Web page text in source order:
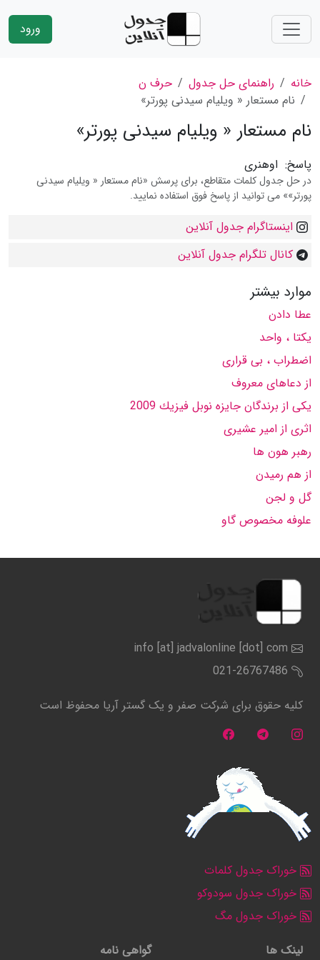
ورود
خانه راهنمای حل جدول
حرف ن
نام مستعار « ویلیام سیدنی پورتر»
نام مستعار « ویلیام سیدنی پورتر»
پاسخ: اوهنری
در حل جدول کلمات متقاطع، برای پرسش «نام مستعار « ویلیام سیدنی
پورتر»» می توانید از پاسخ فوق استفاده نمایید.
اینستاگرام جدول آنلاین
کانال تلگرام جدول آنلاین
موارد بیشتر
عطا دادن
یكتا ، واحد
اضطراب ، بی قراری
از دعاهای معروف
یكی از برندگان جایزه نوبل فیزیك 2009
اثری از امیر عشیری
رهبر هون ها
از هم رمیدن
گل و لجن
علوفه مخصوص گاو
info [at] jadvalonline [dot] com
021-26767486
کلیه حقوق برای شرکت صفر و یک گستر آریا محفوظ است
خوراک جدول کلمات
خوراک جدول سودوکو
خوراک جدول مگ
لینک ها
گواهی نامه